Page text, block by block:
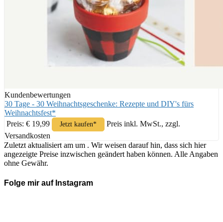
Kundenbewertungen
30 Tage - 30 Weihnachtsgeschenke: Rezepte und DIY's fürs
Weihnachtsfest*
Preis: € 19,99
Jetzt kaufen*
Preis inkl. MwSt., zzgl.
Versandkosten
Zuletzt aktualisiert am um . Wir weisen darauf hin, dass sich hier
angezeigte Preise inzwischen geändert haben können. Alle Angaben
ohne Gewähr.
Folge mir auf Instagram